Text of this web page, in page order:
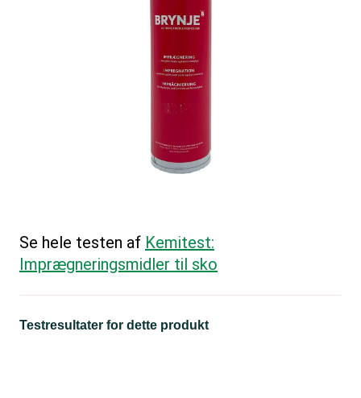
Se hele testen af Kemitest:
Imprægneringsmidler til sko
Testresultater for dette produkt